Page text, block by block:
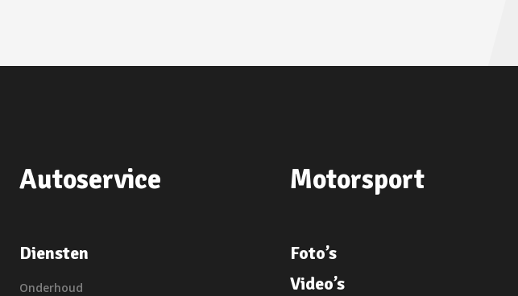
Autoservice
Diensten
Onderhoud
Motorsport
Foto’s
Video’s